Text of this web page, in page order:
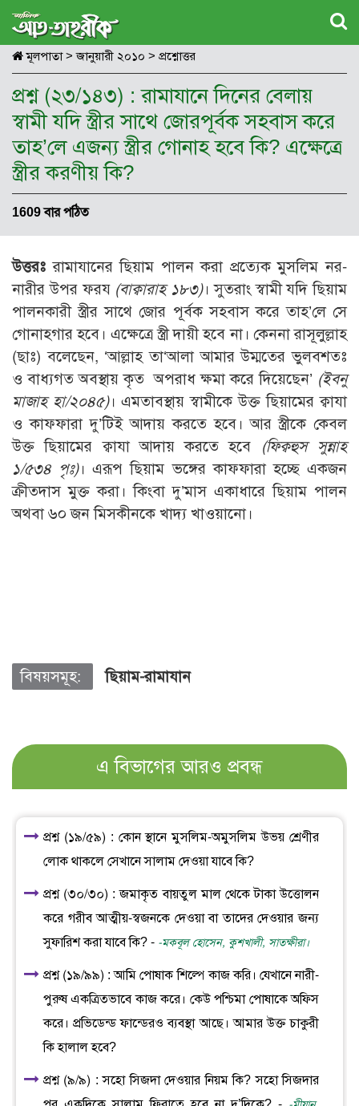
মূলপাতা> জানুয়ারী ২০১০ > প্রশ্নোত্তর
প্রশ্ন (২৩/১৪৩) : রামাযানে দিনের বেলায়
স্বামী যদি স্ত্রীর সাথে জোরপূর্বক সহবাস করে
তাহ’লে এজন্য স্ত্রীর গোনাহ হবে কি? এক্ষেত্রে
স্ত্রীর করণীয় কি?
1609 বার পঠিত
উত্তরঃ রামাযানের ছিয়াম পালন করা প্রত্যেক মুসলিম নর-
নারীর উপর ফরয (বাক্বারাহ ১৮৩)। সুতরাং স্বামী যদি ছিয়াম
পালনকারী স্ত্রীর সাথে জোর পূর্বক সহবাস করে তাহ’লে সে
গোনাহগার হবে। এক্ষেত্রে স্ত্রী দায়ী হবে না। কেননা রাসূলুল্লাহ
(ছাঃ) বলেছেন, ‘আল্লাহ তা‘আলা আমার উম্মতের ভুলবশতঃ
ও বাধ্যগত অবস্থায় কৃত অপরাধ ক্ষমা করে দিয়েছেন’ (ইবনু
মাজাহ হা/২০৪৫)। এমতাবস্থায় স্বামীকে উক্ত ছিয়ামের ক্বাযা
ও কাফফারা দু’টিই আদায় করতে হবে। আর স্ত্রীকে কেবল
উক্ত ছিয়ামের ক্বাযা আদায় করতে হবে (ফিক্বহুস সুন্নাহ
১/৫৩৪ পৃঃ)। এরূপ ছিয়াম ভঙ্গের কাফফারা হচ্ছে একজন
ক্রীতদাস মুক্ত করা। কিংবা দু’মাস একাধারে ছিয়াম পালন
অথবা ৬০ জন মিসকীনকে খাদ্য খাওয়ানো।
বিষয়সমূহ: ছিয়াম-রামাযান
এ বিভাগের আরও প্রবন্ধ
প্রশ্ন (১৯/৫৯) : কোন স্থানে মুসলিম-অমুসলিম উভয় শ্রেণীর
লোক থাকলে সেখানে সালাম দেওয়া যাবে কি?
প্রশ্ন (৩০/৩০) : জমাকৃত বায়তুল মাল থেকে টাকা উত্তোলন
করে গরীব আত্মীয়-স্বজনকে দেওয়া বা তাদের দেওয়ার জন্য
সুফারিশ করা যাবে কি? - -মকবূল হোসেন, কুশখালী, সাতক্ষীরা।
প্রশ্ন (১৯/৯৯) : আমি পোষাক শিল্পে কাজ করি। যেখানে নারী-
পুরুষ একত্রিতভাবে কাজ করে। কেউ পশ্চিমা পোষাকে অফিস
করে। প্রভিডেন্ড ফান্ডেরও ব্যবস্থা আছে। আমার উক্ত চাকুরী
কি হালাল হবে?
প্রশ্ন (৯/৯) : সহো সিজদা দেওয়ার নিয়ম কি? সহো সিজদার